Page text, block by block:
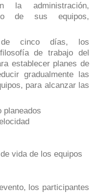
la administración,
de sus equipos,
de cinco días, los
de trabajo del
establecer planes de
gradualmente las
para alcanzar las
planeados
vida de los equipos
los participantes